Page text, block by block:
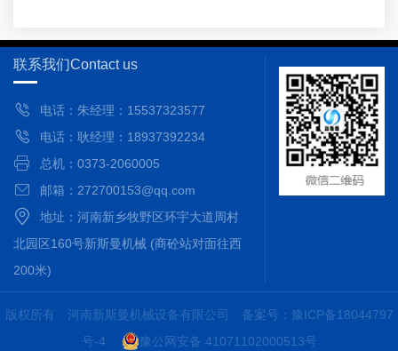
联系我们Contact us
电话：朱经理：15537323577
电话：耿经理：18937392234
总机：0373-2060005
邮箱：272700153@qq.com
地址：河南新乡牧野区环宇大道周村
北园区160号新斯曼机械 (商砼站对面往西
200米)
版权所有 河南新斯曼机械设备有限公司 备案号：豫ICP备18044797
号-4
豫公网安备 41071102000513号